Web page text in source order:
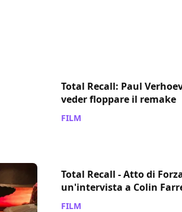
Total Recall: Paul
veder floppare il remake
FILM
Total Recall - Atto di
un'intervista a Colin
FILM